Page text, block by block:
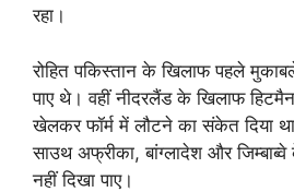
रहा।
रोहित पकिस्तान के खिलाफ पहले
पाए थे। वहीं नीदरलैंड के खिलाफ
खेलकर फॉर्म में लौटने का संकेत दिया
साउथ अफ्रीका, बांग्लादेश और
नहीं दिखा पाए।